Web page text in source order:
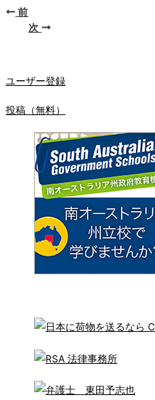
前
次
ユーザー登録
投稿（無料）